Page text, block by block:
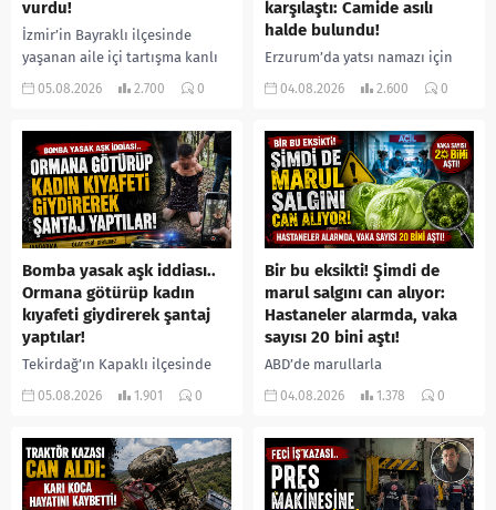
vurdu!
İzmir’in Bayraklı ilçesinde
yaşanan aile içi tartışma kanlı
bitti. İddiaya göre, uzun süredir
05.08.2026 2.700 0
karşılaştı: Camide asılı
halde bulundu!
Erzurum’da yatsı namazı için
camiye gelen bir vatandaş,
yerine sevk edilen...
04.08.2026 2.600 0
Bomba yasak aşk iddiası..
Ormana götürüp kadın
kıyafeti giydirerek şantaj
yaptılar!
Tekirdağ’ın Kapaklı ilçesinde
bir kişiyi, arkadaşının eşiyle
kadın kıyafetleri giydirdiği,
özür videosu çektirip...
05.08.2026 1.901 0
Bir bu eksikti! Şimdi de
marul salgını can alıyor:
Hastaneler alarmda, vaka
sayısı 20 bini aştı!
ABD’de marullarla
ilişkilendirilen siklospora
salgında vaka sayısının 20 bini
aştığı belirtilirken, sağlık...
04.08.2026 1.378 0